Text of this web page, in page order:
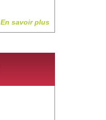
En savoir plus